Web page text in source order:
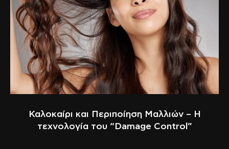
Καλοκαίρι και Περιποίηση Μαλλιών – Η
τεχνολογία του “Damage Control”